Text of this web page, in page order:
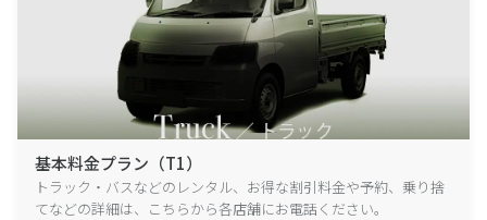
基本料金プラン（T1）
トラック・バスなどのレンタル、お得な割引料金や予約、乗り捨
てなどの詳細は、こちらから各店舗にお電話ください。